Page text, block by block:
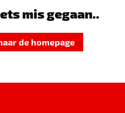
mis gegaan..
de homepage